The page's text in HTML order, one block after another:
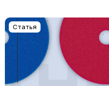
Статья